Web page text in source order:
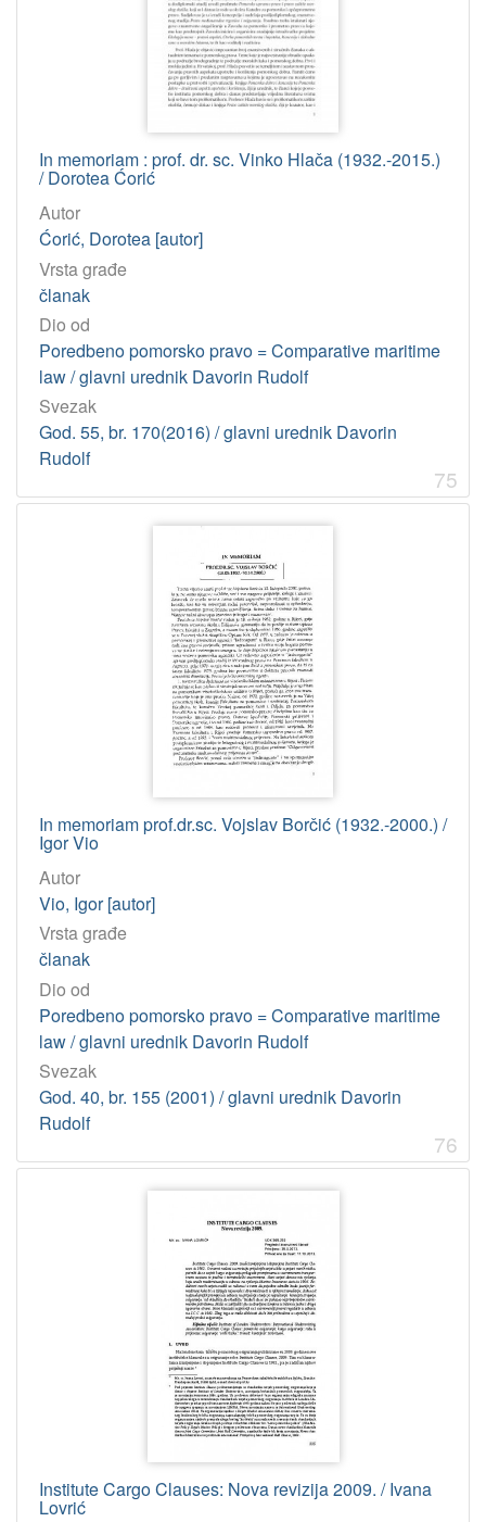
In memoriam : prof. dr. sc. Vinko Hlača (1932.-2015.)
/ Dorotea Ćorić
Autor
Ćorić, Dorotea [autor]
Vrsta građe
članak
Dio od
Poredbeno pomorsko pravo = Comparative maritime
law / glavni urednik Davorin Rudolf
Svezak
God. 55, br. 170(2016) / glavni urednik Davorin
Rudolf
75
In memoriam prof.dr.sc. Vojslav Borčić (1932.-2000.) /
Igor Vio
Autor
Vio, Igor [autor]
Vrsta građe
članak
Dio od
Poredbeno pomorsko pravo = Comparative maritime
law / glavni urednik Davorin Rudolf
Svezak
God. 40, br. 155 (2001) / glavni urednik Davorin
Rudolf
76
Institute Cargo Clauses: Nova revizija 2009. / Ivana
Lovrić